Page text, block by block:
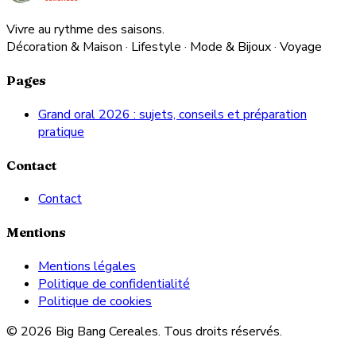
Vivre au rythme des saisons.
Décoration & Maison · Lifestyle · Mode & Bijoux · Voyage
Pages
Grand oral 2026 : sujets, conseils et préparation
pratique
Contact
Contact
Mentions
Mentions légales
Politique de confidentialité
Politique de cookies
© 2026 Big Bang Cereales. Tous droits réservés.